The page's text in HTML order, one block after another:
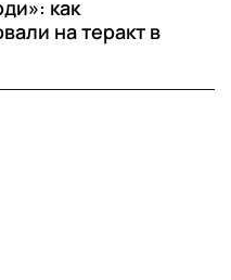
как
на теракт в